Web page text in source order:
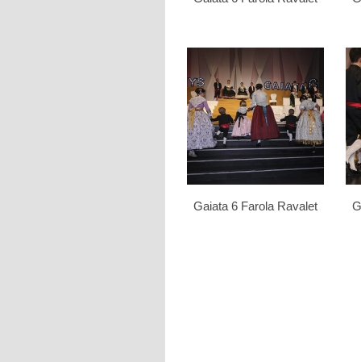
Gaiata 6 Farola Ravalet